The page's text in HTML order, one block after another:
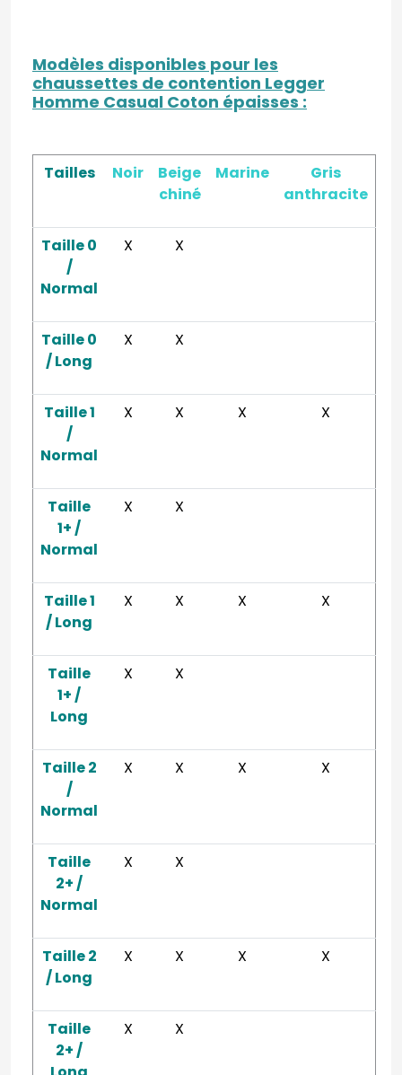
Modèles disponibles pour les
chaussettes de contention Legger
Homme Casual Coton épaisses :
Tailles Noir
Beige
chiné
Marine
Gris
anthracite
Taille 0
/
Normal
X X
Taille 0
/ Long
X X
Taille 1
/
Normal
X X X X
Taille
1+ /
Normal
X X
Taille 1
/ Long
X X X X
Taille
1+ /
Long
X X
Taille 2
/
Normal
X X X X
Taille
2+ /
Normal
X X
Taille 2
/ Long
X X X X
Taille
2+ /
X X